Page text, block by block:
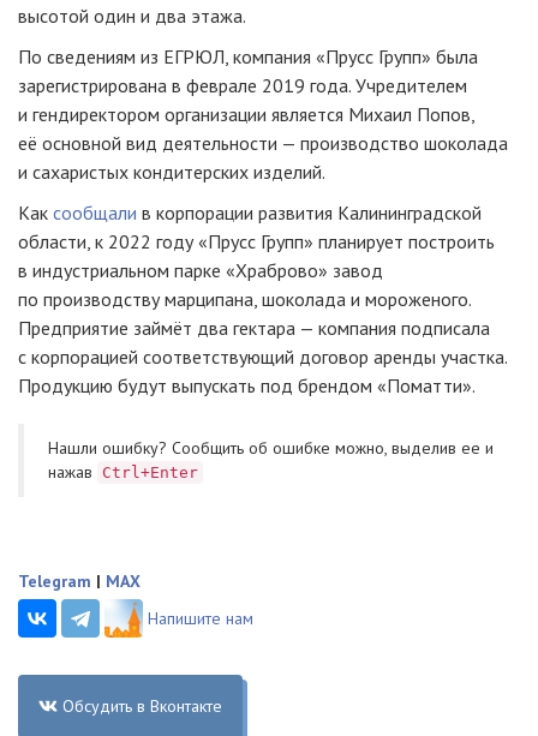
высотой один и два этажа.
По сведениям из ЕГРЮЛ, компания «Прусс Групп» была
зарегистрирована в феврале 2019 года. Учредителем
и гендиректором организации является Михаил Попов,
её основной вид деятельности — производство шоколада
и сахаристых кондитерских изделий.
Как сообщали в корпорации развития Калининградской
области, к 2022 году «Прусс Групп» планирует построить
в индустриальном парке «Храброво» завод
по производству марципана, шоколада и мороженого.
Предприятие займёт два гектара — компания подписала
с корпорацией соответствующий договор аренды участка.
Продукцию будут выпускать под брендом «Поматти».
Нашли ошибку? Cообщить об ошибке можно, выделив ее и
нажав
Ctrl+Enter
Telegram | MAX
Напишите нам
Обсудить в Вконтакте